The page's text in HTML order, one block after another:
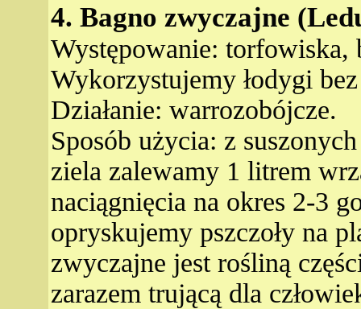
4. Bagno zwyczajne
Występowanie: torfowiska,
Wykorzystujemy łodygi
Działanie: warrozobójcze.
Sposób użycia: z
ziela zalewamy 1 litrem
naciągnięcia na okres 2-3
opryskujemy pszczoły na
zwyczajne jest rośliną
zarazem trującą dla